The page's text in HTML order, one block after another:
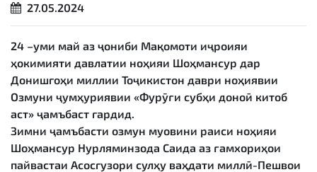
27.05.2024
24 –уми май аз ҷониби Мақомоти иҷроияи
ҳокимияти давлатии ноҳияи Шоҳмансур дар
Донишгоҳи миллии Тоҷикистон даври ноҳиявии
Озмуни ҷумҳуриявии «Фурӯғи субҳи доноӣ китоб
аст» ҷамъбаст гардид.
Зимни ҷамъбасти озмун муовини раиси ноҳияи
Шоҳмансур Нурляминзода Саида аз ғамхориҳои
пайвастаи Асосгузори сулҳу ваҳдати миллӣ-Пешвои